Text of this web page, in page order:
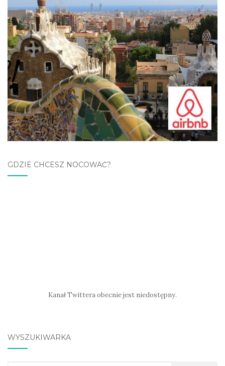
GDZIE CHCESZ NOCOWAĆ?
Kanał Twittera obecnie jest niedostępny.
WYSZUKIWARKA